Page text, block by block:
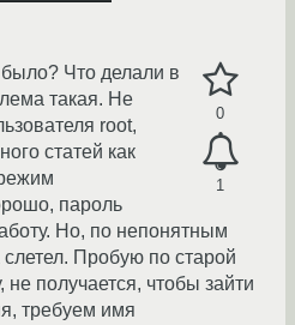
0
1
было? Что делали в
такая. Не
root,
статей как
пароль
Но, по непонятным
Пробую по старой
получается, чтобы зайти
требуем имя